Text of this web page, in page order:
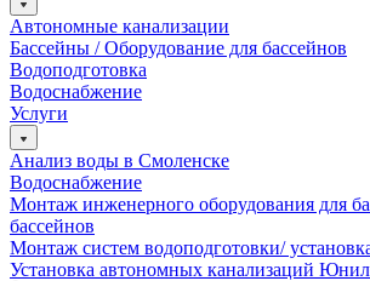
Автономные канализации
Бассейны / Оборудование для бассейнов
Водоподготовка
Водоснабжение
Услуги
Анализ воды в Смоленске
Водоснабжение
Монтаж инженерного оборудования для
бассейнов
Монтаж систем водоподготовки/
Установка автономных канализаций